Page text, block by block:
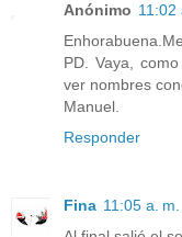
Anónimo 11:02
PD. Vaya,
ver nombres
Manuel.
Responder
Fina 11:05 a. m.